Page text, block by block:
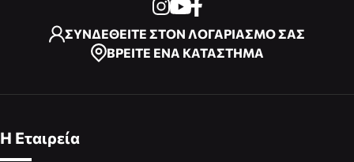
ΣΥΝΔΕΘΕΙΤΕ ΣΤΟΝ ΛΟΓΑΡΙΑΣΜΟ ΣΑΣ
ΒΡΕΙΤΕ ΕΝΑ ΚΑΤΑΣΤΗΜΑ
Η Εταιρεία